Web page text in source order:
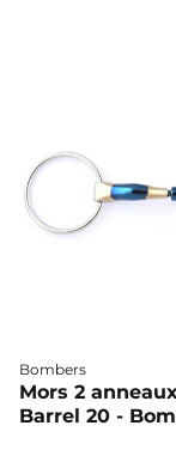
Bombers
Mors 2
Barrel 20 -